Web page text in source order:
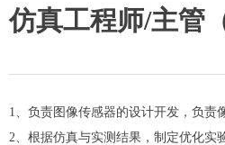
仿真工程师/主管
1、负责图像传感器的设计开发，负责
2、根据仿真与实测结果，制定优化实